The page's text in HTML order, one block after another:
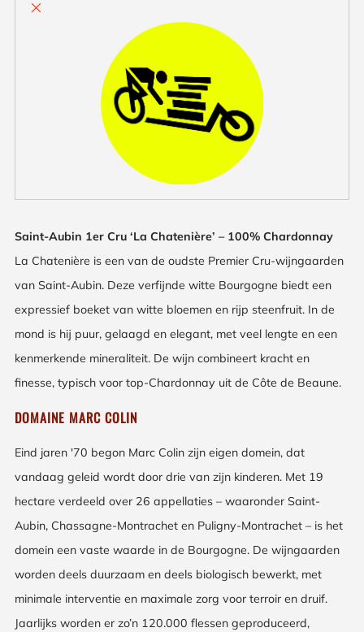
Saint-Aubin 1er Cru ‘La Chatenière’ – 100% Chardonnay
La Chatenière is een van de oudste Premier Cru-wijngaarden
van Saint-Aubin. Deze verfijnde witte Bourgogne biedt een
expressief boeket van witte bloemen en rijp steenfruit. In de
mond is hij puur, gelaagd en elegant, met veel lengte en een
kenmerkende mineraliteit. De wijn combineert kracht en
finesse, typisch voor top-Chardonnay uit de Côte de Beaune.
DOMAINE MARC COLIN
Eind jaren '70 begon Marc Colin zijn eigen domein, dat
vandaag geleid wordt door drie van zijn kinderen. Met 19
hectare verdeeld over 26 appellaties – waaronder Saint-
Aubin, Chassagne-Montrachet en Puligny-Montrachet – is het
domein een vaste waarde in de Bourgogne. De wijngaarden
worden deels duurzaam en deels biologisch bewerkt, met
minimale interventie en maximale zorg voor terroir en druif.
Jaarlijks worden er zo’n 120.000 flessen geproduceerd,